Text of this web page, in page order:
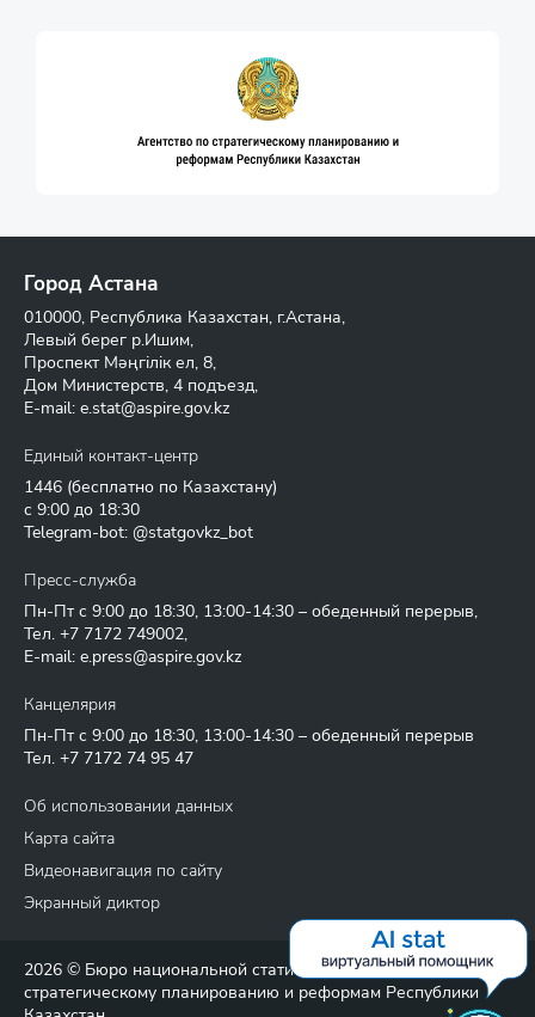
Город Астана
010000, Республика Казахстан, г.Астана,
Левый берег р.Ишим,
Проспект Мәңгілік ел, 8,
Дом Министерств, 4 подъезд,
E-mail: e.stat@aspire.gov.kz
Единый контакт-центр
1446 (бесплатно по Казахстану)
с 9:00 до 18:30
Telegram-bot: @statgovkz_bot
Пресс-служба
Пн-Пт с 9:00 до 18:30, 13:00-14:30 – обеденный перерыв,
Тел. +7 7172 749002,
E-mail: e.press@aspire.gov.kz
Канцелярия
Пн-Пт с 9:00 до 18:30, 13:00-14:30 – обеденный перерыв
Тел. +7 7172 74 95 47
Об использовании данных
Карта сайта
Видеонавигация по сайту
Экранный диктор
2026 © Бюро национальной статистики Агентства по
стратегическому планированию и реформам Республики